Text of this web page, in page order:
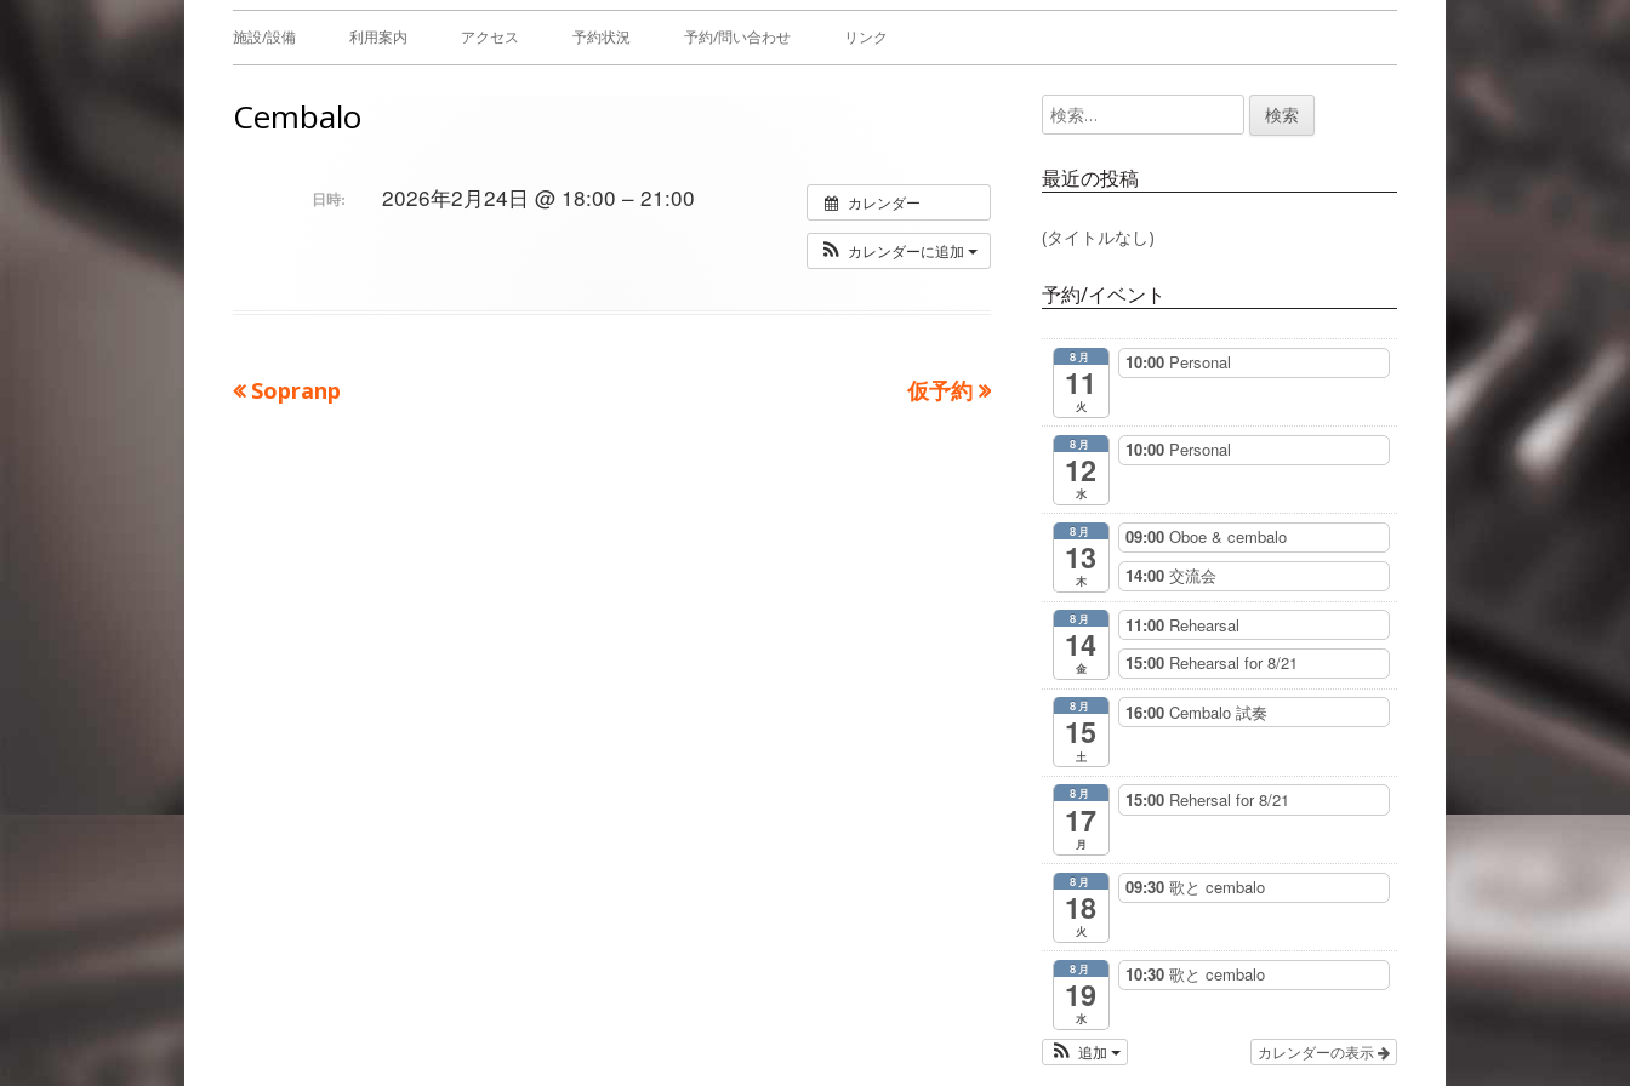
メ
ン
施設/設備 利用案内 アクセス 予約状況 予約/問い合わせ リンク
Cembalo
カレンダー
カレンダーに追加
日時: 2026年2月24日 @ 18:00 – 21:00
投前
Sopranp
次
仮予約
メ
イ
ン
サ
イ
ド
バ
検
索:
最近の投稿
(タイトルなし)
予約/イベント
8月
11
火
10:00 Personal
8月
12
水
10:00 Personal
8月
13
木
09:00 Oboe & cembalo
14:00 交流会
8月
14
金
11:00 Rehearsal
15:00 Rehearsal for 8/21
8月
15
土
16:00 Cembalo 試奏
8月
17
月
15:00 Rehersal for 8/21
8月
18
火
09:30 歌と cembalo
8月
19
水
10:30 歌と cembalo
カレンダーの表示
追加